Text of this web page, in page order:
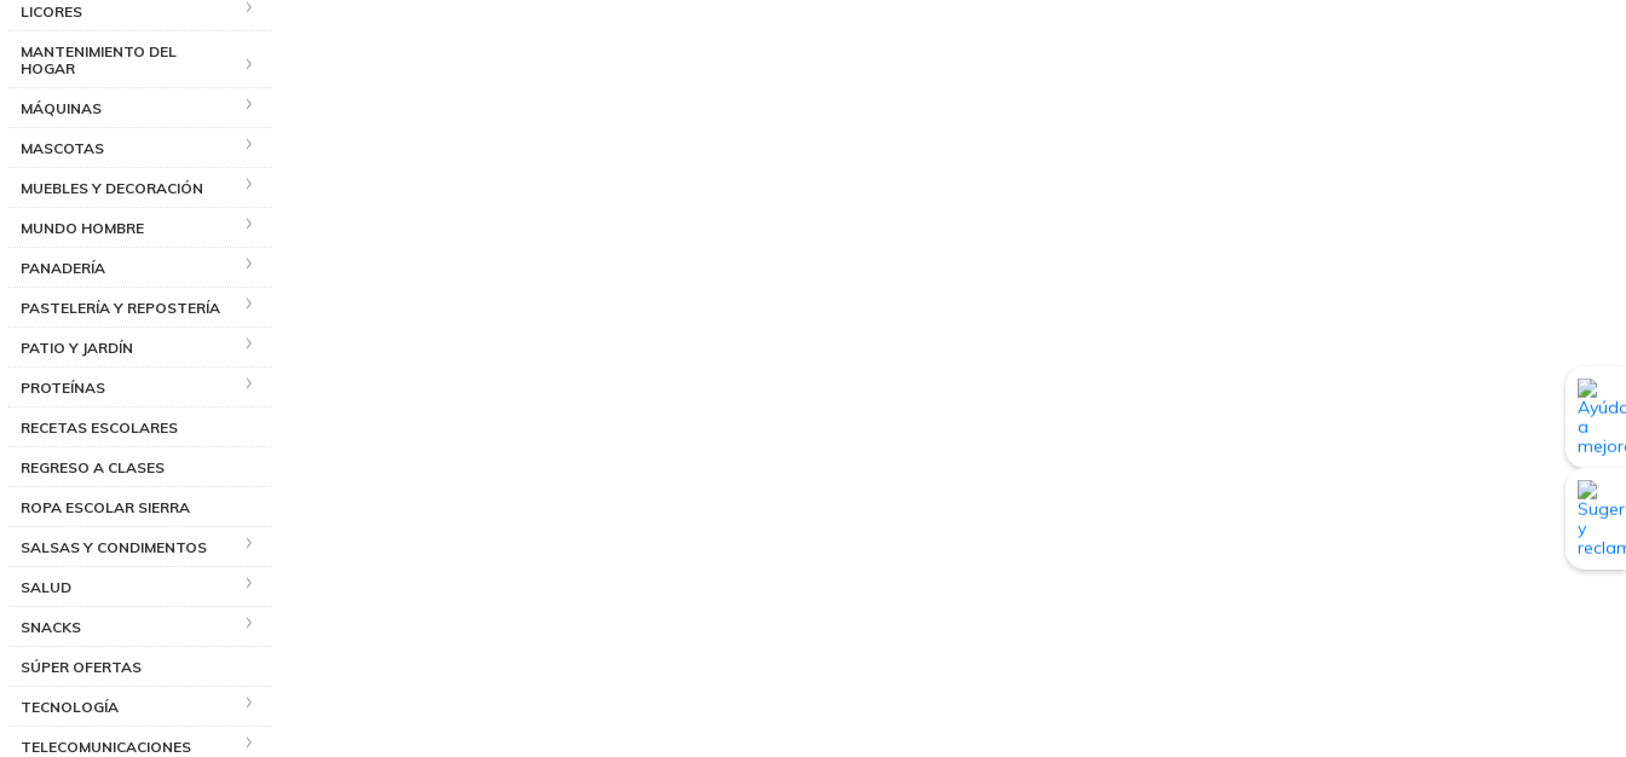
LICORES
MANTENIMIENTO DEL
HOGAR
MÁQUINAS
MASCOTAS
MUEBLES Y DECORACIÓN
MUNDO HOMBRE
PANADERÍA
PASTELERÍA Y REPOSTERÍA
PATIO Y JARDÍN
PROTEÍNAS
RECETAS ESCOLARES
REGRESO A CLASES
ROPA ESCOLAR SIERRA
SALSAS Y CONDIMENTOS
SALUD
SNACKS
SÚPER OFERTAS
TECNOLOGÍA
TELECOMUNICACIONES